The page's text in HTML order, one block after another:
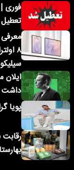
داشت
پویا